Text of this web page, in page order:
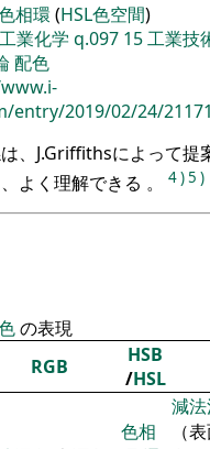
相環 (HSL色空間)
業化学 q.097 15工業技
配色
entry/2019/02/24/
、J.Griffithsによって提
よく理解できる 。
4)5 )
の表現
RGB
HSB
/HSL
色相
減
（